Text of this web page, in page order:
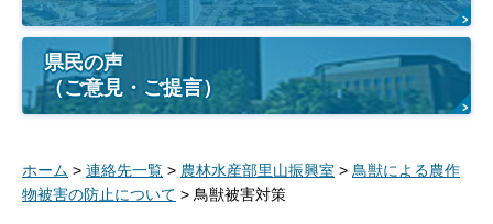
県民の声
（ご意見・ご提言）
ホーム > 連絡先一覧 > 農林水産部里山振興室 > 鳥獣による農作
物被害の防止について > 鳥獣被害対策